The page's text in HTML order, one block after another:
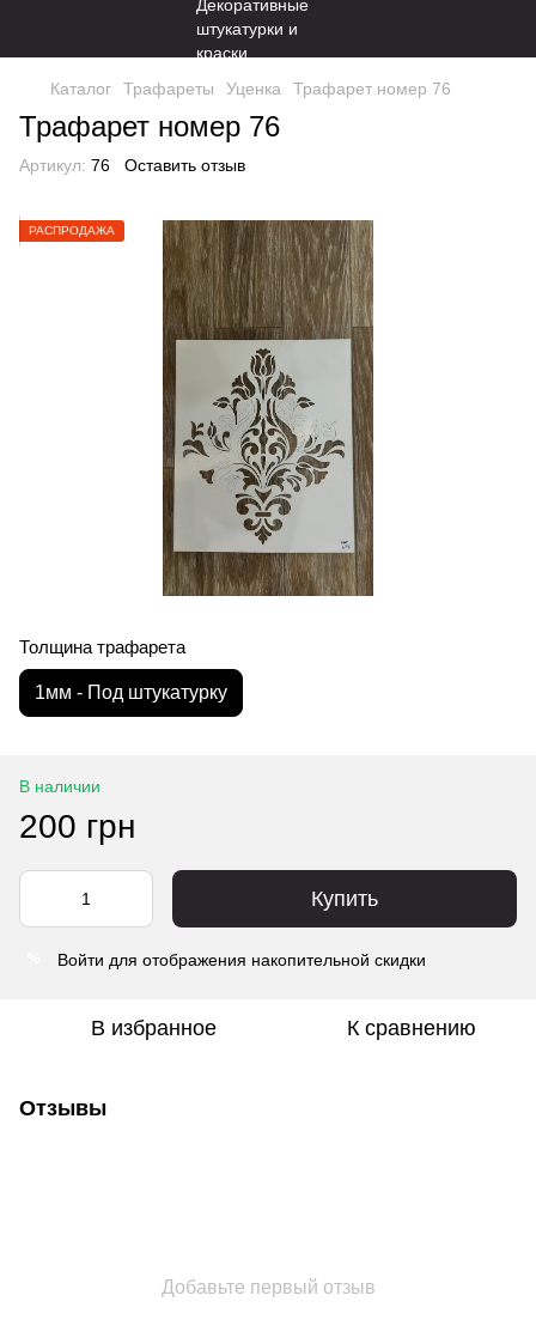
Каталог Трафареты Уценка Трафарет номер 76
Трафарет номер 76
Артикул: 76 Оставить отзыв
РАСПРОДАЖА
Толщина трафарета
1мм - Под штукатурку
В наличии
200 грн
Купить
Войти для отображения накопительной скидки
В избранное К сравнению
Отзывы
Добавьте первый отзыв